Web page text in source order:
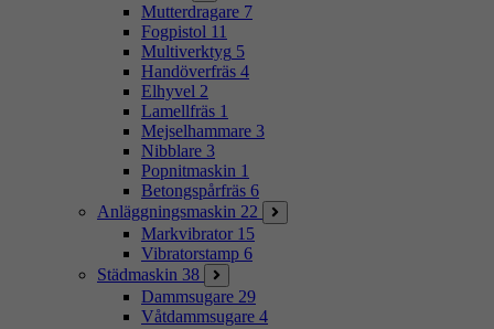
Mutterdragare 7
Fogpistol 11
Multiverktyg 5
Handöverfräs 4
Elhyvel 2
Lamellfräs 1
Mejselhammare 3
Nibblare 3
Popnitmaskin 1
Betongspårfräs 6
Anläggningsmaskin 22
Markvibrator 15
Vibratorstamp 6
Städmaskin 38
Dammsugare 29
Våtdammsugare 4